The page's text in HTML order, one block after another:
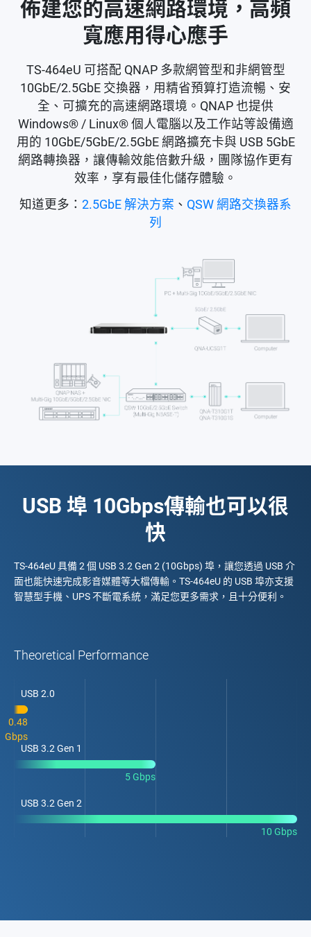
佈建您的高速網路環境，高頻
寬應用得心應手
TS-464eU 可搭配 QNAP 多款網管型和非網管型
10GbE/2.5GbE 交換器，用精省預算打造流暢、安
全、可擴充的高速網路環境。QNAP 也提供
Windows® / Linux® 個人電腦以及工作站等設備適
用的 10GbE/5GbE/2.5GbE 網路擴充卡與 USB 5GbE
網路轉換器，讓傳輸效能倍數升級，團隊協作更有
效率，享有最佳化儲存體驗。
知道更多： 2.5GbE 解決方案 、 QSW 網路交換器系
列
USB 埠 10Gbps傳輸也可以很
快
TS-464eU 具備 2 個 USB 3.2 Gen 2 (10Gbps) 埠，讓您透過 USB 介
面也能快速完成影音媒體等大檔傳輸。TS-464eU 的 USB 埠亦支援
智慧型手機、UPS 不斷電系統，滿足您更多需求，且十分便利。
Theoretical Performance
USB 2.0
0.48
Gbps
USB 3.2 Gen 1
5 Gbps
USB 3.2 Gen 2
10 Gbps